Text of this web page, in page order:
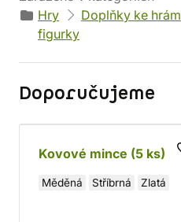
Hry
Doplňky ke hrám
figurky
Doporučujeme
Kovové mince (5 ks)
Měděná Stříbrná Zlatá